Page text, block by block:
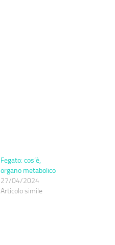
Fegato: cos’è,
organo metabolico
27/04/2024
Articolo simile